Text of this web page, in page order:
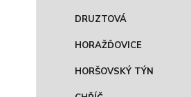
DRUZTOVÁ
HORAŽĎOVICE
HORŠOVSKÝ TÝN